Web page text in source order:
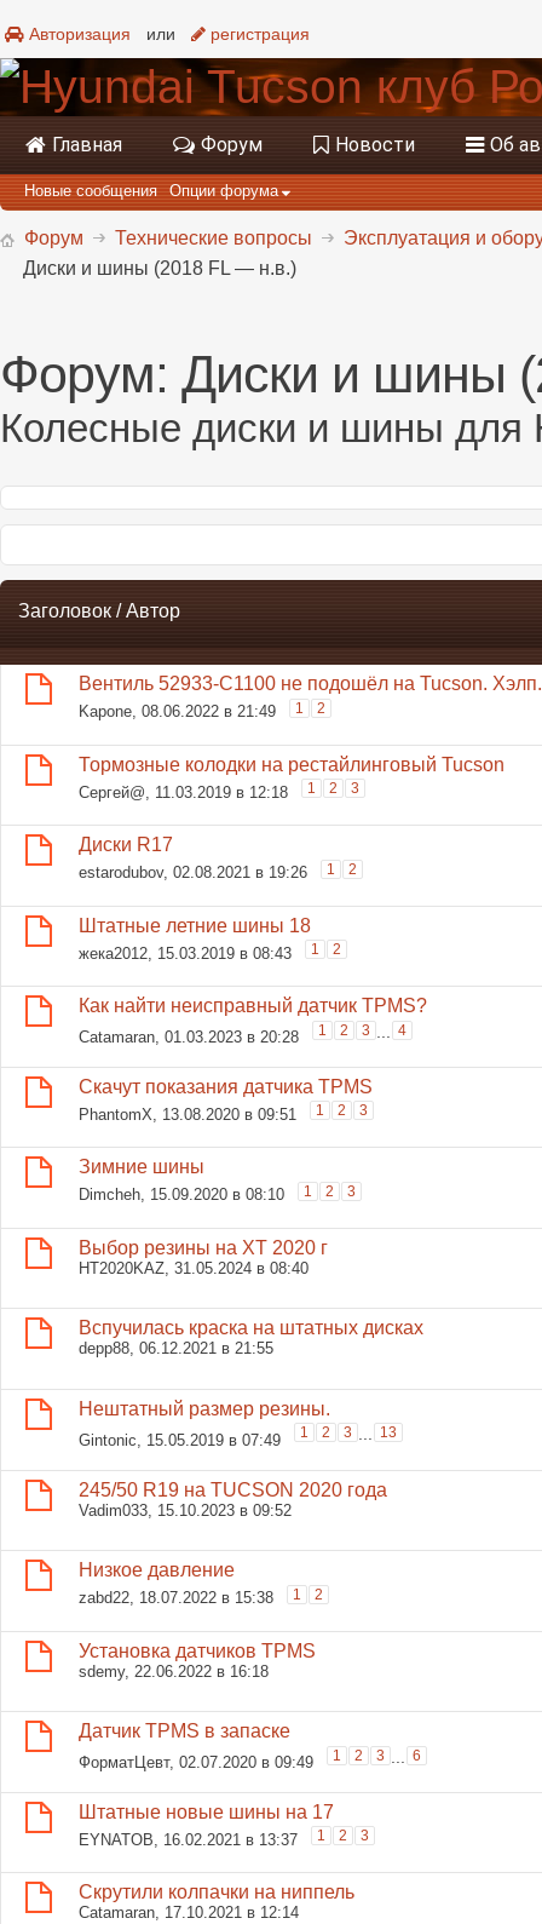
Авторизация или регистрация
Главная Форум Новости Об
Новые сообщения Опции форума
Форум Технические вопросы
Эксплуатация и
Диски и шины (2018 FL — н.в.)
Форум: Диски и шины
Колесные диски и шины для
Заголовок /Автор
Вентиль 52933-С1100 не подошёл на Tucson. Хэлп.
Kapone , 08.06.2022 в 21:49 1 2
Тормозные колодки на рестайлинговый Tucson
Сергей@ , 11.03.2019 в 12:18 1 2 3
Диски R17
estarodubov, 02.08.2021 в 19:26 1 2
Штатные летние шины 18
жека2012 , 15.03.2019 в 08:43 1 2
Как найти неисправный датчик TPMS?
Catamaran , 01.03.2023 в 20:28 1 2 3 4
Скачут показания датчика TPMS
PhantomX , 13.08.2020 в 09:51 1 2 3
Зимние шины
Dimcheh , 15.09.2020 в 08:10 1 2 3
Выбор резины на ХТ 2020 г
HT2020KAZ , 31.05.2024 в 08:40
Вспучилась краска на штатных дисках
depp88, 06.12.2021 в 21:55
Нештатный размер резины.
Gintonic , 15.05.2019 в 07:49 1 2 3 ... 13
245/50 R19 на TUCSON 2020 года
Vadim033 , 15.10.2023 в 09:52
Низкое давление
zabd22 , 18.07.2022 в 15:38 1 2
Установка датчиков TPMS
sdemy, 22.06.2022 в 16:18
Датчик TPMS в запаске
ФорматЦевт, 02.07.2020 в 09:49 1 2 3 6
Штатные новые шины на 17
EYNATOB , 16.02.2021 в 13:37 1 2 3
Скрутили колпачки на ниппель
Catamaran, 17.10.2021 в 12:14